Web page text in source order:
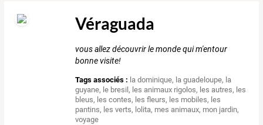
Véraguada
vous allez découvrir le monde qui m'entour
bonne visite!
Tags associés : la dominique, la guadeloupe, la
guyane, le bresil, les animaux rigolos, les autres, les
bleus, les contes, les fleurs, les mobiles, les
pantins, les verts, lolita, mes animaux, mon jardin,
voyage